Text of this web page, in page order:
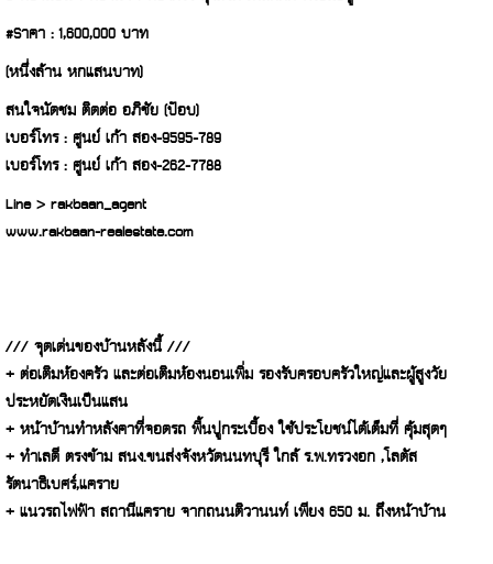
#Sาคา :1,600,000 บาท
(หนึ่งล้าน หกแสนบาท)
สนใจนัดชม ติดต่อ อภิชัย (ป๊อบ)
เบอร์โทร : ศูนย์ เก้า สอง-9595-789
เบอร์โทร : ศูนย์ เก้า สอง-262-7788
Line > rakbaan_agent
www.rakbaan-realestate.com
/// จุดเด่นของบ้านหลังนี้ ///
+ ต่อเติมห้องครัว และต่อเติมห้องนอนเพิ่ม รองรับครอบครัวใหญ่และผู้สูงวัย
ประหยัดเงินเป็นแสน
+ หน้าบ้านทำหลังคาที่จอดรถ พื้นปูกระเบื้อง ใช้ประโยชน์ได้เต็มที่ คุ้มสุดๆ
+ ทำเลดี ตรงข้าม สนง.ขนส่งจังหวัดนนทบุรี ใกล้ ร.พ.ทรวงอก ,โลตัส
รัตนาธิเบศร์,แคราย
+ แนวรถไฟฟ้า สถานีแคราย จากถนนติวานนท์ เพียง 650 ม. ถึงหน้าบ้าน